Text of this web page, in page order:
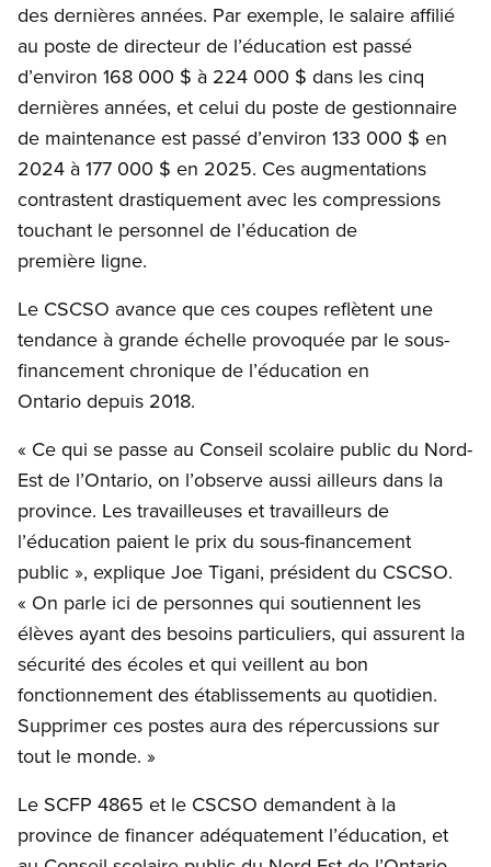
des dernières années. Par exemple, le salaire affilié
au poste de directeur de l’éducation est passé
d’environ 168 000 $ à 224 000 $ dans les cinq
dernières années, et celui du poste de gestionnaire
de maintenance est passé d’environ 133 000 $ en
2024 à 177 000 $ en 2025. Ces augmentations
contrastent drastiquement avec les compressions
touchant le personnel de l’éducation de
première ligne.
Le CSCSO avance que ces coupes reflètent une
tendance à grande échelle provoquée par le sous-
financement chronique de l’éducation en
Ontario depuis 2018.
« Ce qui se passe au Conseil scolaire public du Nord-
Est de l’Ontario, on l’observe aussi ailleurs dans la
province. Les travailleuses et travailleurs de
l’éducation paient le prix du sous-financement
public », explique Joe Tigani, président du CSCSO.
« On parle ici de personnes qui soutiennent les
élèves ayant des besoins particuliers, qui assurent la
sécurité des écoles et qui veillent au bon
fonctionnement des établissements au quotidien.
Supprimer ces postes aura des répercussions sur
tout le monde. »
Le SCFP 4865 et le CSCSO demandent à la
province de financer adéquatement l’éducation, et